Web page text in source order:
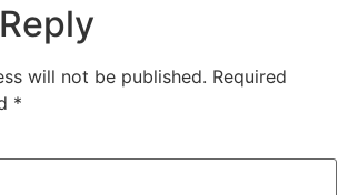
will not be published. Required
*